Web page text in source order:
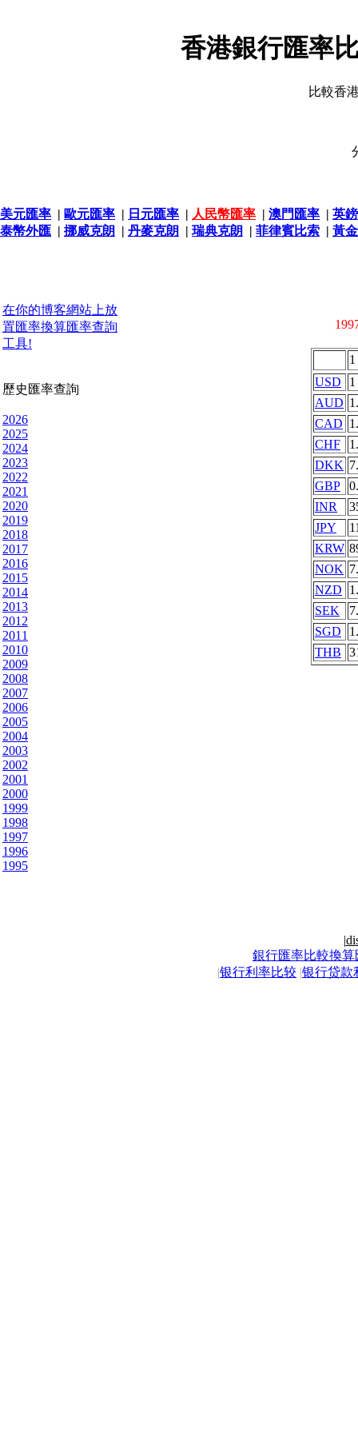
香港銀行匯率
比較香
美元匯率 | 歐元匯率 | 日元匯率 | 人民幣匯率 | 澳門匯率 | 英
泰幣外匯 | 挪威克朗 | 丹麥克朗 | 瑞典克朗 | 菲律賓比索 | 黃
在你的博客網站上放
置匯率換算匯率查詢
工具!
歷史匯率查詢
2026
2025
2024
2023
2022
2021
2020
2019
2018
2017
2016
2015
2014
2013
2012
2011
2010
2009
2008
2007
2006
2005
2004
2003
2002
2001
2000
1999
1998
1997
1996
1995
1
USD
1
AUD
CAD
CHF
DKK
GBP
INR
JPY
KRW
NOK
NZD
SEK
SGD
THB
|
銀行匯率比較換算
|银行利率比较 |银行贷款